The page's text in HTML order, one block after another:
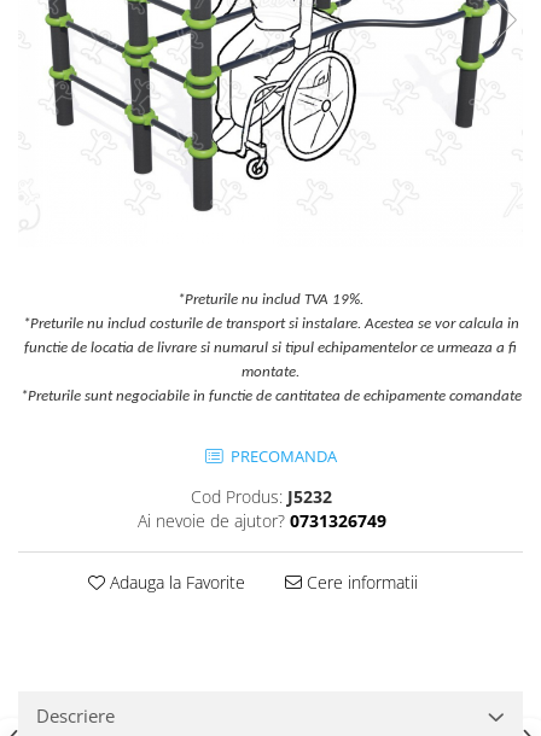
Jocuri cu nisip
Echipamente de catarat
Trasee echilibristica
Echipamente tematice
Echipamente persoane cu
Baschet
Tenis si Volei
Echipamente fitness
Mese de jocuri
Panouri pentru informare/Marcaje
*Preturile nu includ TVA 19%.
*Preturile nu includ costurile de transport si instalare. Acestea se vor calcula in
functie de locatia de livrare si numarul si tipul echipamentelor ce urmeaza a fi
montate.
*Preturile sunt negociabile in functie de cantitatea de echipamente comandate
PRECOMANDA
Cod Produs: J5232
Ai nevoie de ajutor? 0731326749
Adauga la Favorite Cere informatii
Descriere